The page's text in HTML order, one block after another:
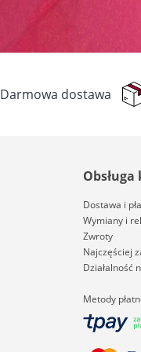
Darmowa dostawa
Dostawa i
Wymiany i
Zwroty
Najczęściej
Działalność
Metody